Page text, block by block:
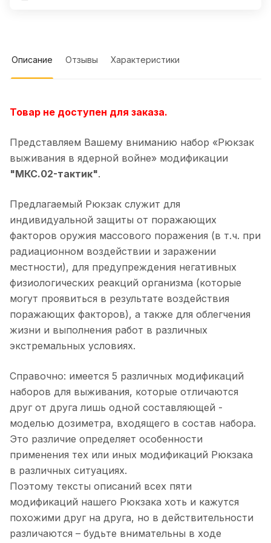
Описание Отзывы Характеристики
Товар не доступен для заказа.
Представляем Вашему вниманию набор «Рюкзак
выживания в ядерной войне» модификации
"МКС.02-тактик".
Предлагаемый Рюкзак служит для
индивидуальной защиты от поражающих
факторов оружия массового поражения (в т.ч. при
радиационном воздействии и заражении
местности), для предупреждения негативных
физиологических реакций организма (которые
могут проявиться в результате воздействия
поражающих факторов), а также для облегчения
жизни и выполнения работ в различных
экстремальных условиях.
Справочно: имеется 5 различных модификаций
наборов для выживания, которые отличаются
друг от друга лишь одной составляющей -
моделью дозиметра, входящего в состав набора.
Это различие определяет особенности
применения тех или иных модификаций Рюкзака
в различных ситуациях.
Поэтому тексты описаний всех пяти
модификаций нашего Рюкзака хоть и кажутся
похожими друг на друга, но в действительности
различаются – будьте внимательны в ходе